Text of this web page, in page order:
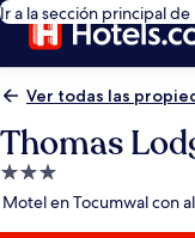
Ir a la sección principal de
Ver todas las
Thomas
Propiedad
de
Motel en Tocumwal con